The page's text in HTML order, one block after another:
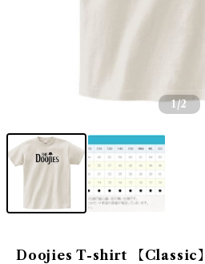
1/2
Doojies T-shirt 【Classic】